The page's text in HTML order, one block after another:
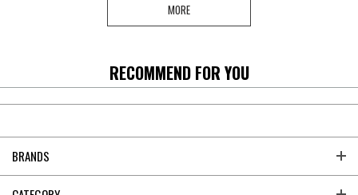
MORE
RECOMMEND FOR YOU
BRANDS